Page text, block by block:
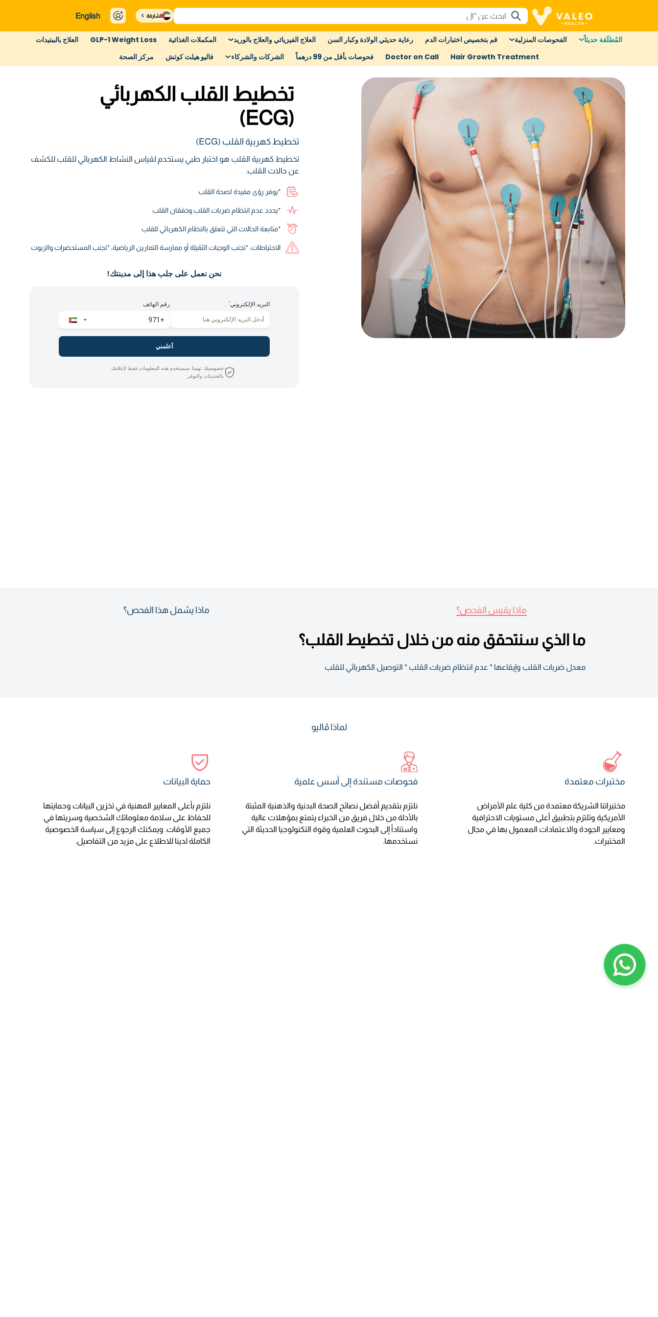
الشارقة English
المُطلَقة حديثاً الفحوصات المنزلية قم بتخصيص اختبارات الدم رعاية حديثي الولادة وكبار السن العلاج الفيزيائي والعلاج بالوريد المكملات الغذائية GLP-1 Weight Loss
العلاج بالببتيدات
Hair Growth Treatment
Doctor on Call فحوصات بأقل من 99 درهماً الشركات والشركاء فاليو هيلث كوتش مركز الصحة
تخطيط القلب الكهربائي
(ECG)
تخطيط كهربية القلب (ECG)
تخطيط كهربية القلب هو اختبار طبي يستخدم لقياس النشاط الكهربائي للقلب للكشف
عن حالات القلب.
*يوفر رؤى مفيدة لصحة القلب
*يحدد عدم انتظام ضربات القلب وخفقان القلب
*متابعة الحالات التي تتعلق بالنظام الكهربائي للقلب
الاحتياطات: *تجنب الوجبات الثقيلة أو ممارسة التمارين الرياضية، *تجنب المستحضرات والزيوت
نحن نعمل على جلب هذا إلى مدينتك!
البريد الإلكتروني* رقم الهاتف
أعلمني
خصوصيتك تهمنا. سنستخدم هذه المعلومات فقط لإعلامك
بالتحديثات والتوفر.
ماذا يقيس الفحص؟ ماذا يشمل هذا الفحص؟
ما الذي سنتحقق منه من خلال تخطيط القلب؟
معدل ضربات القلب وإيقاعها * عدم انتظام ضربات القلب * التوصيل الكهربائي للقلب
لماذا ڤاليو
مختبرات معتمدة
مختبراتنا الشريكة معتمدة من كلية علم الأمراض
الأمريكية وتلتزم بتطبيق أعلى مستويات الاحترافية
ومعايير الجودة والاعتمادات المعمول بها في مجال
المختبرات.
فحوصات مستندة إلى أسس علمية
نلتزم بتقديم أفضل نصائح الصحة البدنية والذهنية المثبتة
بالأدلة من خلال فريق من الخبراء يتمتع بمؤهلات عالية
واستناداً إلى البحوث العلمية وقوة التكنولوجيا الحديثة التي
نستخدمها.
حماية البيانات
نلتزم بأعلى المعايير المهنية في تخزين البيانات وحمايتها
للحفاظ على سلامة معلوماتك الشخصية وسريتها في
جميع الأوقات. ويمكنك الرجوع إلى سياسة الخصوصية
الكاملة لدينا للاطلاع على مزيد من التفاصيل.